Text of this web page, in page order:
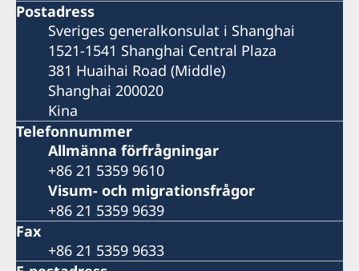
Postadress
Sveriges generalkonsulat i Shanghai
1521-1541 Shanghai Central Plaza
381 Huaihai Road (Middle)
Shanghai 200020
Kina
Telefonnummer
Allmänna förfrågningar
+86 21 5359 9610
Visum- och migrationsfrågor
+86 21 5359 9639
Fax
+86 21 5359 9633